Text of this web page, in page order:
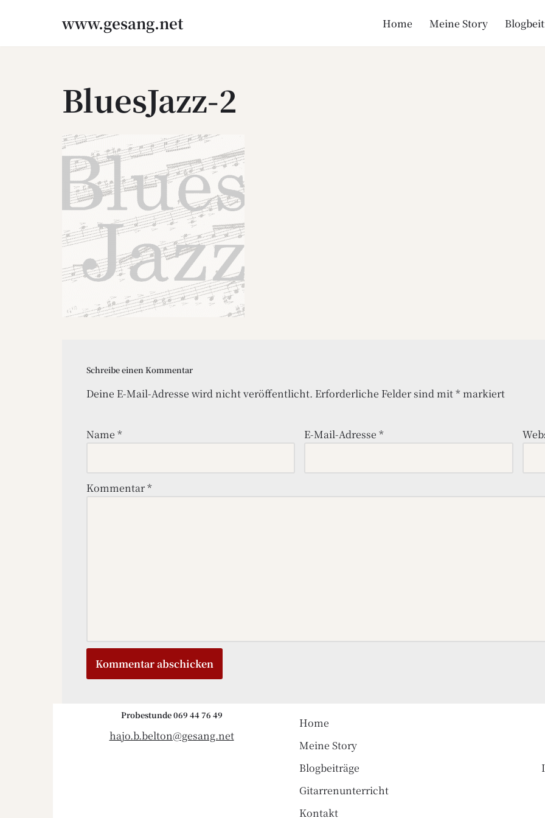
www.gesang.net Home Meine Story
BluesJazz-2
Schreibe einen Kommentar
Deine E-Mail-Adresse wird nicht veröffentlicht. Erforderliche Felder sind mit*markiert
Name * E-Mail-Adresse*
Kommentar*
Probestunde 069 44 76 49
hajo.b.belton@gesang.net
Home
Meine Story
Blogbeiträge
Gitarrenunterricht
Kontakt